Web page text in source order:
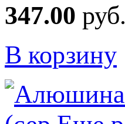
347.00 руб.
В корзину